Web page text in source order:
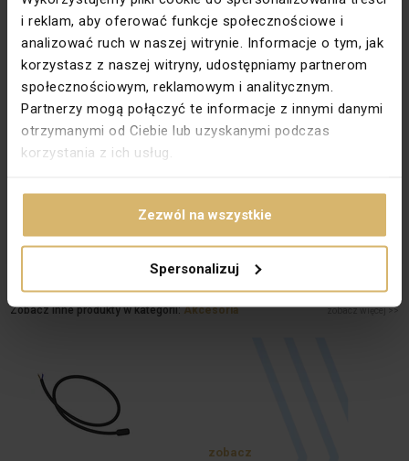
i reklam, aby oferować funkcje społecznościowe i
analizować ruch w naszej witrynie. Informacje o tym, jak
korzystasz z naszej witryny, udostępniamy partnerom
społecznościowym, reklamowym i analitycznym.
Partnerzy mogą połączyć te informacje z innymi danymi
otrzymanymi od Ciebie lub uzyskanymi podczas
korzystania z ich usług.
Zezwól na wszystkie
Spersonalizuj
Sonda zalania, przewód 3 m
Dane techniczne
Rodzina EXTA
Typ Sondy
PKWIU 27.12.40.0
Dane producenta
Producent ZAMEL Sp. z o.o.
43-200 Pszczyna Zielona 27 Polska
Zobacz inne produkty w kategorii:Akcesoria
zobacz